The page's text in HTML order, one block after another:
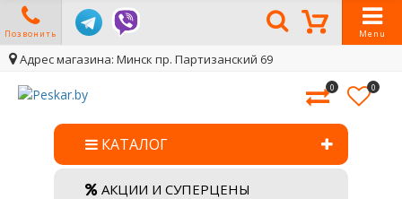
Позвонить Menu
Адрес магазина: Минск пр. Партизанский 69
0 0
КАТАЛОГ
АКЦИИ И СУПЕРЦЕНЫ